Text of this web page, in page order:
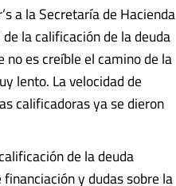
a la Secretaría de Hacienda
la calificación de la deuda
es creíble el camino de la
lento. La velocidad de
calificadoras ya se dieron
de la deuda
y dudas sobre la